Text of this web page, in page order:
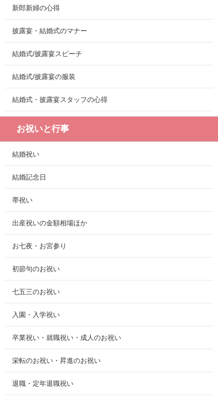
新郎新婦の心得
披露宴・結婚式のマナー
結婚式/披露宴スピーチ
結婚式/披露宴の服装
結婚式・披露宴スタッフの心得
お祝いと行事
結婚祝い
結婚記念日
帯祝い
出産祝いの金額相場ほか
お七夜・お宮参り
初節句のお祝い
七五三のお祝い
入園・入学祝い
卒業祝い・就職祝い・成人のお祝い
栄転のお祝い・昇進のお祝い
退職・定年退職祝い